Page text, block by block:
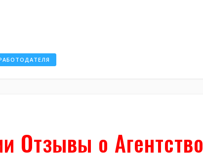
Отзывы о Агентство